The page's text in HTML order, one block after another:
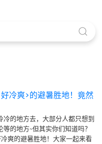
冷爽>的避暑胜地！竟然
冷的地方去，大部分人都只想到
的地方~但其实你们知道吗？
爽的避暑胜地！大家一起来看